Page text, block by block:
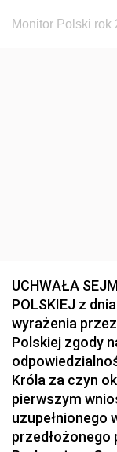
Monitor Polski rok
UCHWAŁA
POLSKIEJ z
wyrażenia
Polskiej zgody
Króla za czyn
pierwszym
uzupełnionego
przedłożonego